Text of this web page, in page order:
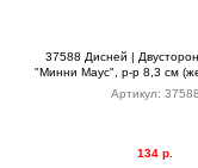
37588 Дисней |
"Минни Маус", р-р 8,3 см
Артикул: 37588
134 р.